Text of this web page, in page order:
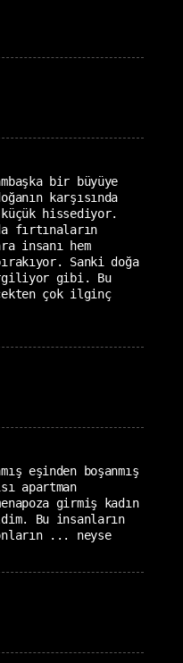
bir büyüye
karşısında
hissediyor.
fırtınaların
insanı hem
Sanki doğa
gibi. Bu
çok ilginç
eşinden boşanmış
apartman
girmiş kadın
Bu insanların
... neyse